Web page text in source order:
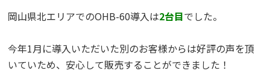
岡山県北エリアでのOHB-60導入は2台目でした。
今年1月に導入いただいた別のお客様からは好評の声を頂
いていため、安心して販売することができました！